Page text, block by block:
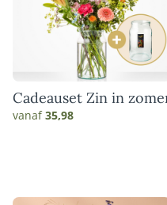
Cadeauset Zin in
vanaf35,98